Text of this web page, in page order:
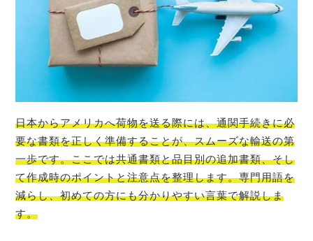
日本からアメリカへ荷物を送る際には、通関手続きに必
要な書類を正しく準備することが、スムーズな輸送の第
一歩です。ここでは共通書類と品目別の追加書類、そし
て作成時のポイントと注意点を整理します。専門用語を
減らし、初めての方にも分かりやすい言葉で解説しま
す。